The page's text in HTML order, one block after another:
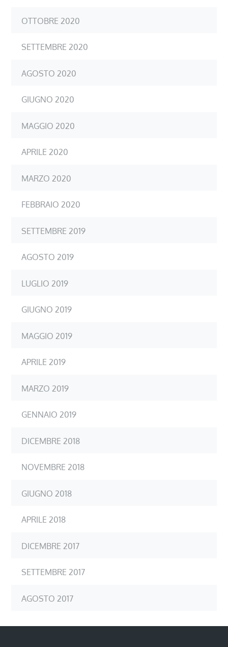
OTTOBRE 2020
SETTEMBRE 2020
AGOSTO 2020
GIUGNO 2020
MAGGIO 2020
APRILE 2020
MARZO 2020
FEBBRAIO 2020
SETTEMBRE 2019
AGOSTO 2019
LUGLIO 2019
GIUGNO 2019
MAGGIO 2019
APRILE 2019
MARZO 2019
GENNAIO 2019
DICEMBRE 2018
NOVEMBRE 2018
GIUGNO 2018
APRILE 2018
DICEMBRE 2017
SETTEMBRE 2017
AGOSTO 2017